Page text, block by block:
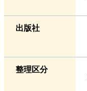
出版社
整理区分